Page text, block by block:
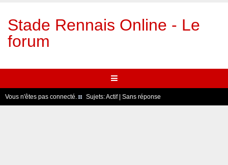
Stade Rennais Online - Le
forum
Vous n'êtes pas connecté. Sujets:Actif| Sans réponse